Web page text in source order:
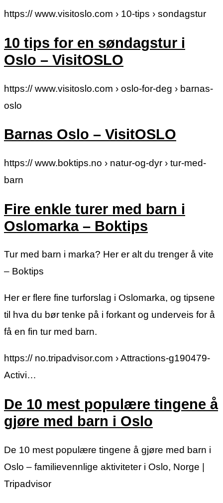
https:// www.visitoslo.com › 10-tips › sondagstur
10 tips for en søndagstur i
Oslo – VisitOSLO
https:// www.visitoslo.com › oslo-for-deg › barnas-
oslo
Barnas Oslo – VisitOSLO
https:// www.boktips.no › natur-og-dyr › tur-med-
barn
Fire enkle turer med barn i
Oslomarka – Boktips
Tur med barn i marka? Her er alt du trenger å vite
– Boktips
Her er flere fine turforslag i Oslomarka, og tipsene
til hva du bør tenke på i forkant og underveis for å
få en fin tur med barn.
https:// no.tripadvisor.com › Attractions-g190479-
Activi…
De 10 mest populære tingene å
gjøre med barn i Oslo
De 10 mest populære tingene å gjøre med barn i
Oslo – familievennlige aktiviteter i Oslo, Norge |
Tripadvisor